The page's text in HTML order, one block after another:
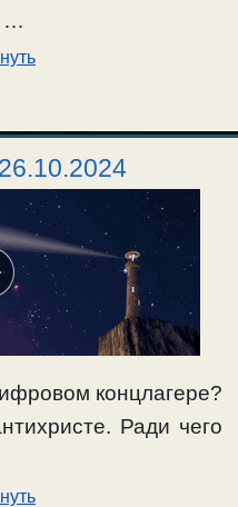
…
концлагере?
Ради чего